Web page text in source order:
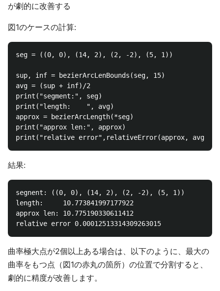
が劇的に改善する
図1のケースの計算:
seg = ((0, 0), (14, 2), (2, -2), (5, 1))
sup, inf = bezierArcLenBounds(seg, 15)
avg = (sup + inf)/2
print("segment:", seg)
print("length:    ", avg)
approx = bezierArcLength(*seg)
print("approx len:", approx)
結果:
segnent: ((0, 0), (14, 2), (2, -2), (5, 1))
length:     10.773841997177922
approx len: 10.775190330611412
曲率極大点が2個以上ある場合は、以下のように、最大の
曲率をもつ点（図1の赤丸の箇所）の位置で分割すると、
劇的に精度が改善します。